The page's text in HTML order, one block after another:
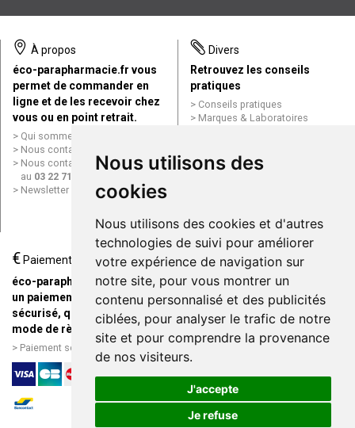
Nous utilisons des
cookies
Nous utilisons des cookies et d'autres
technologies de suivi pour améliorer
votre expérience de navigation sur
notre site, pour vous montrer un
contenu personnalisé et des publicités
ciblées, pour analyser le trafic de notre
site et pour comprendre la provenance
de nos visiteurs.
J'accepte
Je refuse
À propos
éco-parapharmacie.fr vous
permet de commander en
ligne et de les recevoir chez
vous ou en point retrait.
Qui sommes nous ?
Nous contacter par e-mail
Nous contacter par téléphone
au 03 22 71 64 10
Newsletter
Divers
Retrouvez les conseils
pratiques
Conseils pratiques
Marques & Laboratoires
Mentions légales
Données personnelles
ligne
€ Paiement
éco-parapharmacie.fr offre
un paiement entièrement
sécurisé, quel que soit le
mode de règlement
Paiement sécurisé et simple
Livraison / Point retrait
Commandez en ligne et
recevez votre commande
rapidement chez vous ou en
point retrait
Livraison chez vous ou en